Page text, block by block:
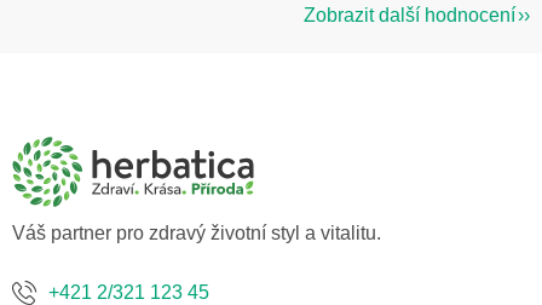
Zobrazit další hodnocení
a
Váš partner pro zdravý životní styl a vitalitu.
+421 2/321 123 45